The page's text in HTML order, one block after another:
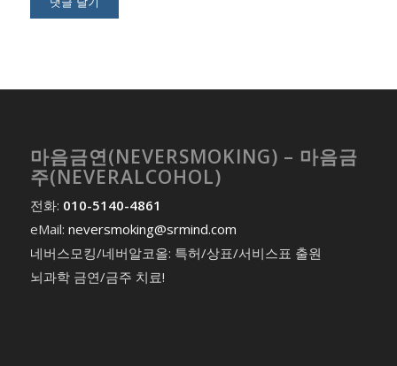
마음금연(NEVERSMOKING) – 마음금
주(NEVERALCOHOL)
전화: 010-5140-4861
eMail: neversmoking@srmind.com
네버스모킹/네버알코올: 특허/상표/서비스표 출원
뇌과학 금연/금주 치료!